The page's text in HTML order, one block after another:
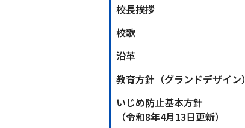
校長挨拶
校歌
沿革
教育方針（グランドデザイン）
いじめ防止基本方針
（令和8年4月13日更新）